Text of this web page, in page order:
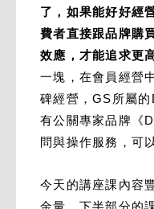
了，如果能好好經
費者直接跟品牌購
效應，才能追求更
一塊，在會員經營
碑經營，GS所屬
有公關專家品牌《
問與操作服務，可
今天的講座課內容
金量，下半部分的